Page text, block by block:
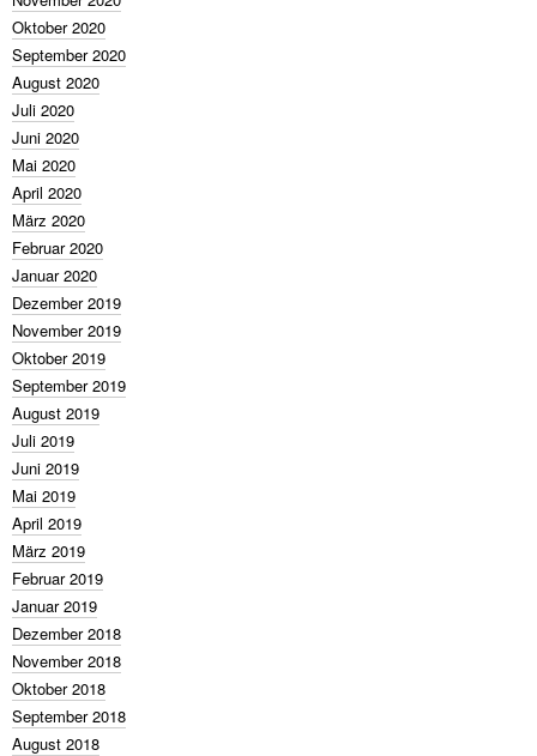
Oktober 2020
September 2020
August 2020
Juli 2020
Juni 2020
Mai 2020
April 2020
März 2020
Februar 2020
Januar 2020
Dezember 2019
November 2019
Oktober 2019
September 2019
August 2019
Juli 2019
Juni 2019
Mai 2019
April 2019
März 2019
Februar 2019
Januar 2019
Dezember 2018
November 2018
Oktober 2018
September 2018
August 2018